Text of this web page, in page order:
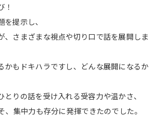
！
提示し、
、さまざまな視点や切り口で話を展開しま
かもドキハラですし、どんな展開になるか
とりの話を受け入れる受容力や温かさ、
、集中力も存分に発揮できたのでした。